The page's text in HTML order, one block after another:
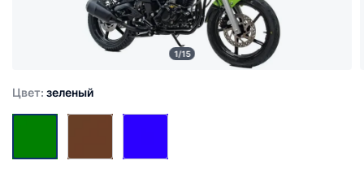
1/15
Цвет: зеленый